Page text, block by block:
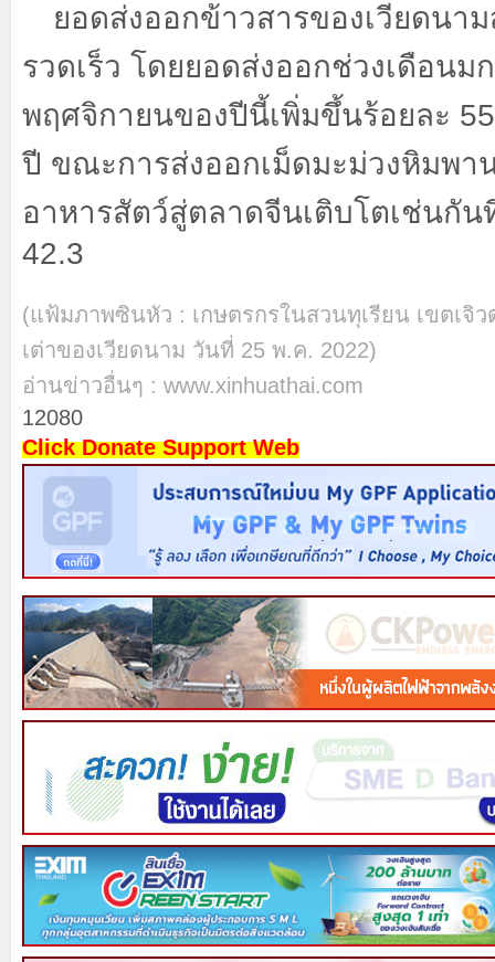
ยอดส่งออกข้าวสารของเวียดนา
รวดเร็ว โดยยอดส่งออกช่วงเดือนม
พฤศจิกายนของปีนี้เพิ่มขึ้นร้อยละ
ปี ขณะการส่งออกเม็ดมะม่วงหิมพา
อาหารสัตว์สู่ตลาดจีนเติบโตเช่นกัน
42.3
(แฟ้มภาพซินหัว : เกษตรกรในสวนทุเรียน เขตเจิว
เต่าของเวียดนาม วันที่ 25 พ.ค. 2022)
อ่านข่าวอื่นๆ : www.xinhuathai.com
12080
Click Donate Support Web